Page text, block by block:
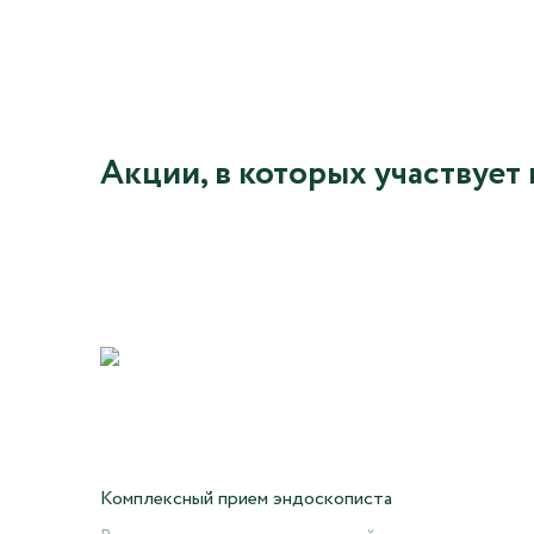
Акции, в которых участвует
Комплексный прием эндоскописта